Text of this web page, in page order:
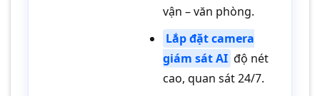
vận – văn phòng.
Lắp đặt camera
giám sát AI độ nét
cao, quan sát 24/7.